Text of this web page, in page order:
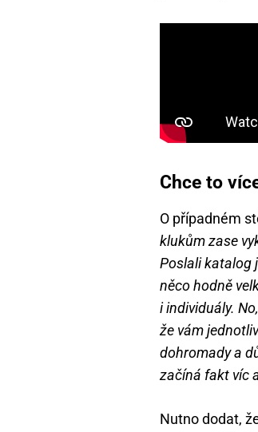
Chce to
O případném
klukům zase
Poslali katalog
něco hodně
i individuály.
že vám
dohromady a
začíná fakt víc
Nutno dodat,